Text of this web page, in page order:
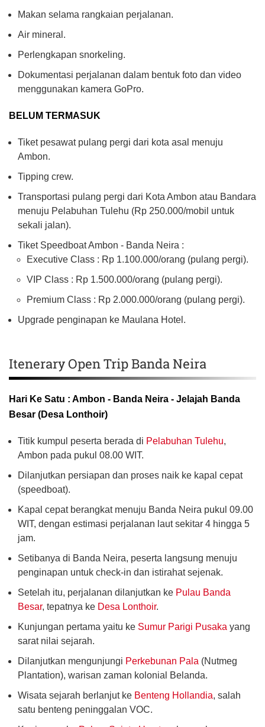
Makan selama rangkaian perjalanan.
Air mineral.
Perlengkapan snorkeling.
Dokumentasi perjalanan dalam bentuk foto dan video
menggunakan kamera GoPro.
BELUM TERMASUK
Tiket pesawat pulang pergi dari kota asal menuju
Ambon.
Tipping crew.
Transportasi pulang pergi dari Kota Ambon atau Bandara
menuju Pelabuhan Tulehu (Rp 250.000/mobil untuk
sekali jalan).
Tiket Speedboat Ambon - Banda Neira :
Executive Class : Rp 1.100.000/orang (pulang pergi).
VIP Class : Rp 1.500.000/orang (pulang pergi).
Premium Class : Rp 2.000.000/orang (pulang pergi).
Upgrade penginapan ke Maulana Hotel.
Itenerary Open Trip Banda Neira
Hari Ke Satu : Ambon - Banda Neira - Jelajah Banda
Besar (Desa Lonthoir)
Titik kumpul peserta berada di Pelabuhan Tulehu,
Ambon pada pukul 08.00 WIT.
Dilanjutkan persiapan dan proses naik ke kapal cepat
(speedboat).
Kapal cepat berangkat menuju Banda Neira pukul 09.00
WIT, dengan estimasi perjalanan laut sekitar 4 hingga 5
jam.
Setibanya di Banda Neira, peserta langsung menuju
penginapan untuk check-in dan istirahat sejenak.
Setelah itu, perjalanan dilanjutkan ke Pulau Banda
Besar, tepatnya ke Desa Lonthoir.
Kunjungan pertama yaitu ke Sumur Parigi Pusaka yang
sarat nilai sejarah.
Dilanjutkan mengunjungi Perkebunan Pala (Nutmeg
Plantation), warisan zaman kolonial Belanda.
Wisata sejarah berlanjut ke Benteng Hollandia, salah
satu benteng peninggalan VOC.